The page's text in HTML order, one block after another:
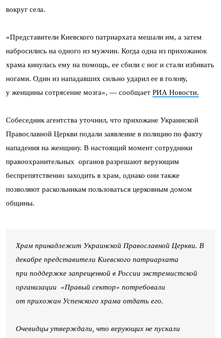
вокруг села.
«Представители Киевского патриархата мешали им, а затем
набросились на одного из мужчин. Когда одна из прихожанок
храма кинулась ему на помощь, ее сбили с ног и стали избивать
ногами. Один из нападавших сильно ударил ее в голову,
у женщины сотрясение мозга», — сообщает РИА Новости.
Собеседник агентства уточнил, что прихожане Украинской
Православной Церкви подали заявление в полицию по факту
нападения на женщину. В настоящий момент сотрудники
правоохранительных органов разрешают верующим
беспрепятственно заходить в храм, однако они также
позволяют раскольникам пользоваться церковным домом
общины.
Храм принадлежит Украинской Православной Церкви. В
декабре представители Киевского патриархата
при поддержке запрещенной в России экстремистской
организации «Правый сектор» потребовали
от прихожан Успенского храма отдать его.
Очевидцы утверждали, что верующих не пускали